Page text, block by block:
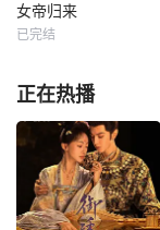
女帝归来
已完结
正在热播